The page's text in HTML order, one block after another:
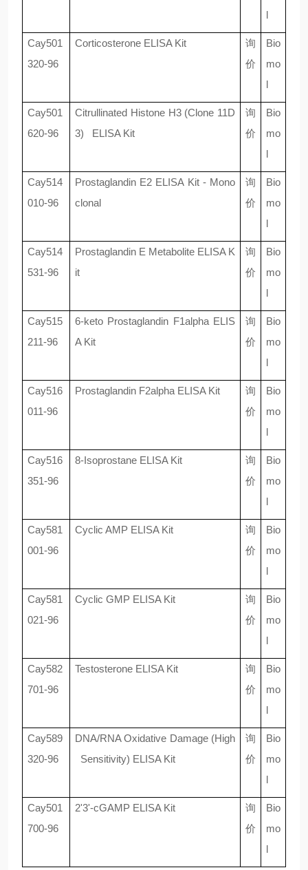
l
Cay501
320-96
Corticosterone ELISA Kit
询
价
Bio
mo
l
Cay501
620-96
Citrullinated Histone H3 (Clone 11D
3) ELISA Kit
询
价
Bio
mo
l
Cay514
010-96
Prostaglandin E2 ELISA Kit - Mono
clonal
询
价
Bio
mo
l
Cay514
531-96
Prostaglandin E Metabolite ELISA K
it
询
价
Bio
mo
l
Cay515
211-96
6-keto Prostaglandin F1alpha ELIS
A Kit
询
价
Bio
mo
l
Cay516
011-96
Prostaglandin F2alpha ELISA Kit
询
价
Bio
mo
l
Cay516
351-96
8-Isoprostane ELISA Kit
询
价
Bio
mo
l
Cay581
001-96
Cyclic AMP ELISA Kit
询
价
Bio
mo
l
Cay581
021-96
Cyclic GMP ELISA Kit
询
价
Bio
mo
l
Cay582
701-96
Testosterone ELISA Kit
询
价
Bio
mo
l
Cay589
320-96
DNA/RNA Oxidative Damage (High
Sensitivity) ELISA Kit
询
价
Bio
mo
l
Cay501
700-96
2'3'-cGAMP ELISA Kit
询
价
Bio
mo
l